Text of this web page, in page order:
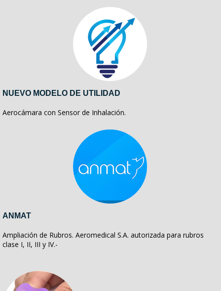
NUEVO MODELO DE UTILIDAD
Aerocámara con Sensor de Inhalación.
ANMAT
Ampliación de Rubros. Aeromedical S.A. autorizada para rubros
clase I, II, III y IV.-